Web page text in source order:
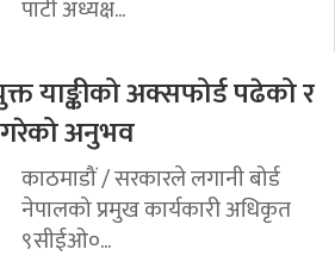
पार्टी अध्यक्ष...
याङ्कीको अक्सफोर्ड पढेको र
अनुभव
काठमाडौं / सरकारले लगानी बोर्ड
नेपालको प्रमुख कार्यकारी अधिकृत
९सीईओ०...